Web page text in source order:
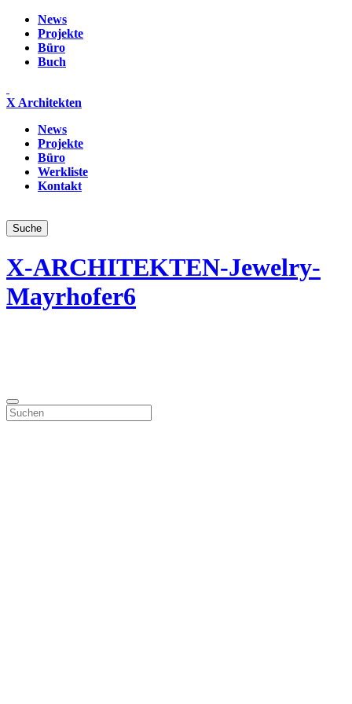
News
Projekte
Büro
Buch
X Architekten
News
Projekte
Büro
Werkliste
Kontakt
X-ARCHITEKTEN-Jewelry-
Mayrhofer6